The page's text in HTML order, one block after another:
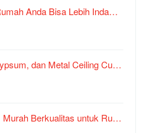
Anda Bisa Lebih Inda…
dan Metal Ceiling Cu…
Murah Berkualitas untuk Ru…